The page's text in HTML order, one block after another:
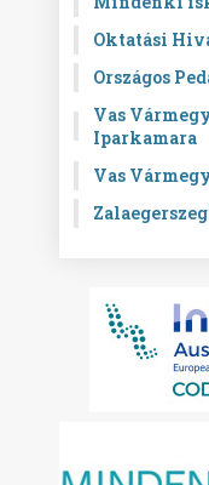
Oktatási
Országos
Vas
Iparkamara
Vas